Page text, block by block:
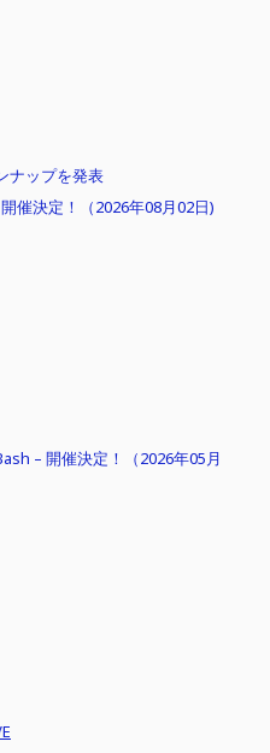
ナップを発表
催決定！（2026年08月02日)
– 開催決定！（2026年05月